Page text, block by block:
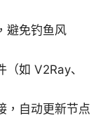
避免钓鱼风
如 V2Ray、
，自动更新节点